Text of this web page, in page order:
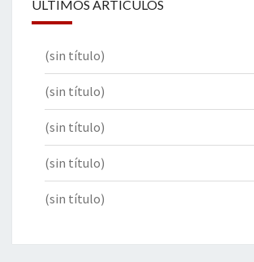
ÚLTIMOS ARTÍCULOS
(sin título)
(sin título)
(sin título)
(sin título)
(sin título)